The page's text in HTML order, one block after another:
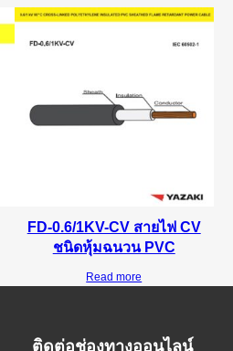
FD-0.6/1KV-CV สายไฟ CV
ชนิดหุ้มฉนวน PVC
Read more
ติดต่อช่องทางออนไลน์